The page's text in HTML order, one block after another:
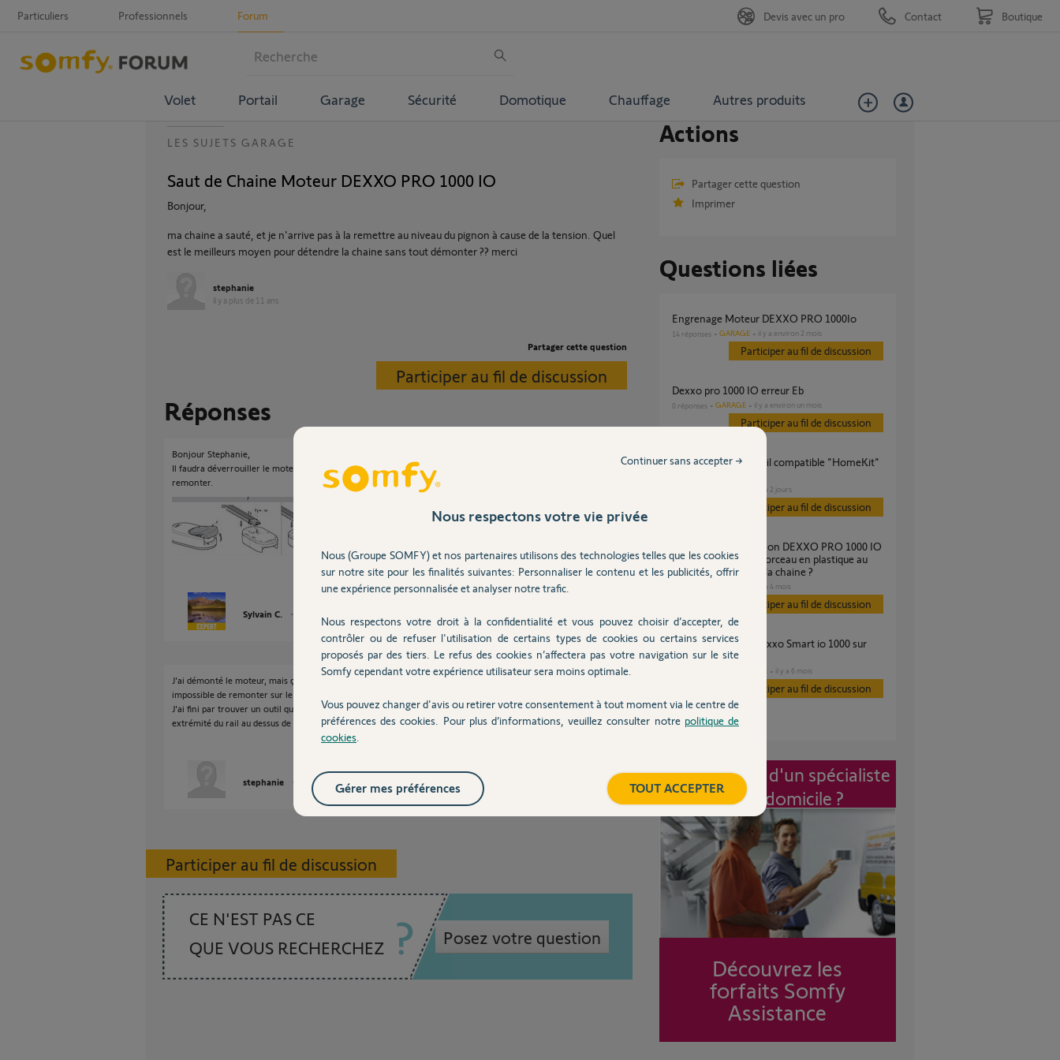
Particuliers Professionnels Forum
Volet Portail Garage Sécurité Domotique Chauffage Autres produits
Devis avec un pro Contact Boutique
LES SUJETS GARAGE
Saut de Chaine Moteur DEXXO PRO 1000 IO
Bonjour,
ma chaine a sauté, et je n'arrive pas à la remettre au niveau du pignon à cause de la tension. Quel
est le meilleurs moyen pour détendre la chaine sans tout démonter ?? merci
stephanie
il y a plus de 11 ans
Partager cette question
Participer au fil de discussion
Réponses
Bonjour Stephanie,
Il faudra déverrouiller le moteur, démonter le moteur (Voir FJ) repositionner la chaine,
remonter.
Sylvain C.
J'ai démonté le moteur, mais ça ne marche pas non plus si la chaine est en tension,
impossible de remonter sur le pignon.
J'ai fini par trouver un outil qui m'a permis de relâcher la tension de la chaine à l'autre
extrémité du rail au dessus de la porte en dévissant le boulon approprié.
stephanie il y a plus de 11 ans
Participer au fil de discussion
CE N'EST PAS CE
QUE VOUS RECHERCHEZ
Posez votre question
Actions
Partager cette question
Imprimer
Questions liées
Engrenage Moteur DEXXO PRO 1000Io
14 réponses GARAGE il y a environ 2 mois
Participer au fil de discussion
Dexxo pro 1000 IO erreur Eb
0 réponses GARAGE il y a environ un mois
Participer au fil de discussion
dexxo 1000 pro est-il compatible "HomeKit"
il y a 2 jours
Participer au fil de discussion
suite rupture d'un morceau en plastique au
niveau au niveau de la chaine ?
il y a 4 mois
Participer au fil de discussion
Problème d'ajout Dexxo Smart io 1000 sur
Tahoma v2
DOMOTIQUE il y a 6 mois
Participer au fil de discussion
Intervention d'un spécialiste
à mon domicile ?
Découvrez les
forfaits Somfy
Assistance
Nous respectons votre vie privée
Nous (Groupe SOMFY) et nos partenaires utilisons des technologies telles que les cookies
sur notre site pour les finalités suivantes: Personnaliser le contenu et les publicités, offrir
une expérience personnalisée et analyser notre trafic.
Nous respectons votre droit à la confidentialité et vous pouvez choisir d’accepter, de
contrôler ou de refuser l'utilisation de certains types de cookies ou certains services
proposés par des tiers. Le refus des cookies n’affectera pas votre navigation sur le site
Somfy cependant votre expérience utilisateur sera moins optimale.
Vous pouvez changer d'avis ou retirer votre consentement à tout moment via le centre de
préférences des cookies. Pour plus d’informations, veuillez consulter notre politique de
cookies
Continuer sans accepter →
TOUT ACCEPTER
Gérer mes préférences